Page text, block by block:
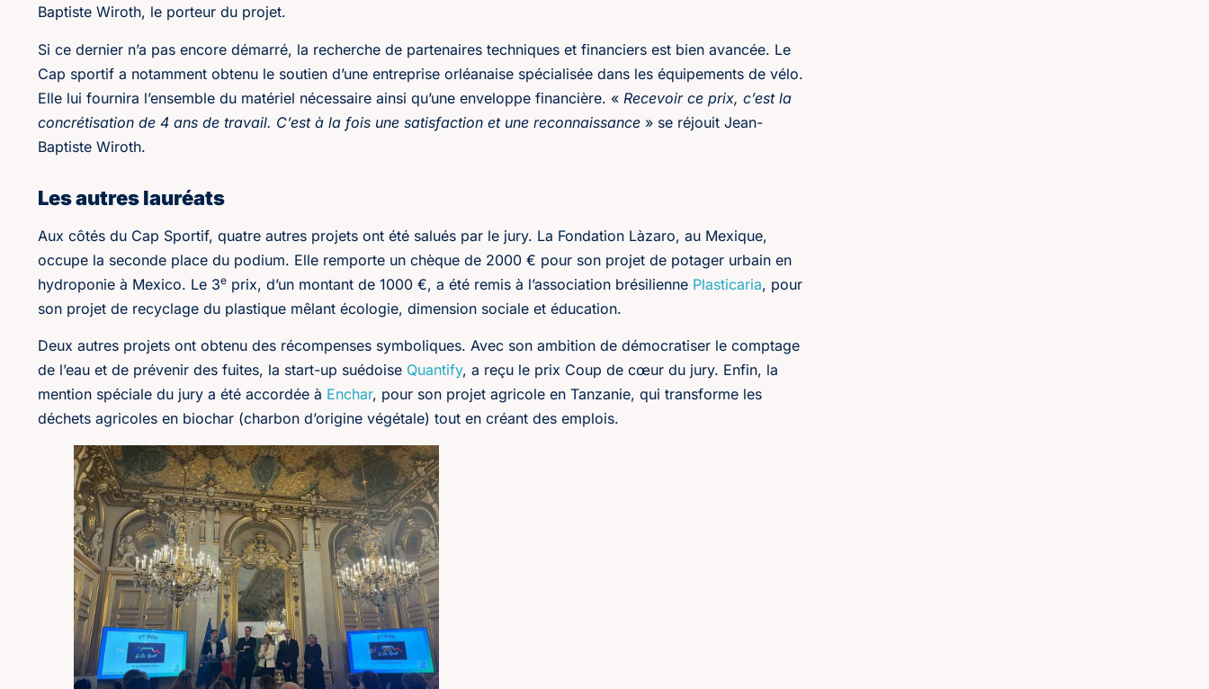
Baptiste Wiroth, le porteur du projet.
Si ce dernier n’a pas encore démarré, la recherche de partenaires techniques et financiers est bien avancée. Le
Cap sportif a notamment obtenu le soutien d’une entreprise orléanaise spécialisée dans les équipements de vélo.
Elle lui fournira l’ensemble du matériel nécessaire ainsi qu’une enveloppe financière. « Recevoir ce prix, c’est la
concrétisation de 4 ans de travail. C’est à la fois une satisfaction et une reconnaissance » se réjouit Jean-
Baptiste Wiroth.
Les autres lauréats
Aux côtés du Cap Sportif, quatre autres projets ont été salués par le jury. La Fondation Làzaro, au Mexique,
occupe la seconde place du podium. Elle remporte un chèque de 2000 € pour son projet de potager urbain en
hydroponie à Mexico. Le 3e prix, d’un montant de 1000 €, a été remis à l’association brésilienne Plasticaria, pour
son projet de recyclage du plastique mêlant écologie, dimension sociale et éducation.
Deux autres projets ont obtenu des récompenses symboliques. Avec son ambition de démocratiser le comptage
de l’eau et de prévenir des fuites, la start-up suédoise Quantify, a reçu le prix Coup de cœur du jury. Enfin, la
mention spéciale du jury a été accordée à Enchar, pour son projet agricole en Tanzanie, qui transforme les
déchets agricoles en biochar (charbon d’origine végétale) tout en créant des emplois.